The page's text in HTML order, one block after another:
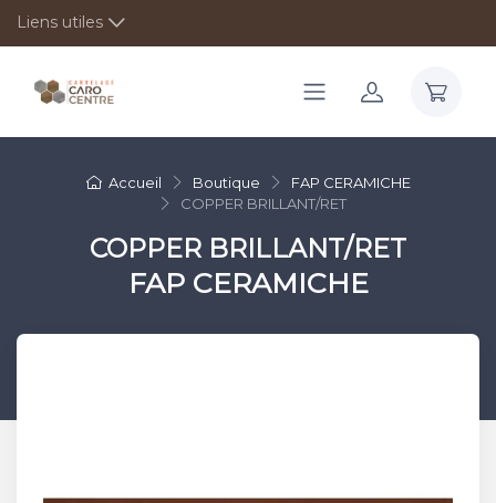
Liens utiles
Accueil Boutique
FAP CERAMICHE
COPPER BRILLANT/RET
COPPER BRILLANT/RET
FAP CERAMICHE